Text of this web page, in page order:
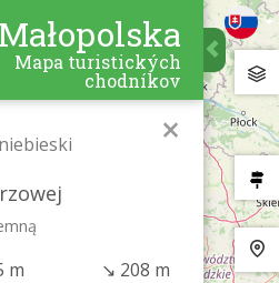
Małopolska
Mapa turistických
chodníkov
×
m ↘ 208 m